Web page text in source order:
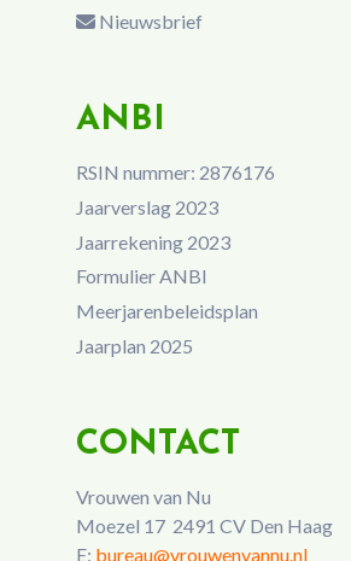
Nieuwsbrief
ANBI
RSIN nummer: 2876176
Jaarverslag 2023
Jaarrekening 2023
Formulier ANBI
Meerjarenbeleidsplan
Jaarplan 2025
CONTACT
Vrouwen van Nu
Moezel 17 2491 CV Den Haag
E: bureau@vrouwenvannu.nl